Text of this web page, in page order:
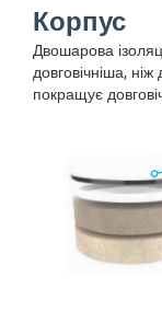
Корпус
Двошарова
довговічніша,
покращує